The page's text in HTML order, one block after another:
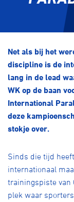
Magazine
Shop
Producten en
Contact
Over ons
Lid worden
Net als bij het
discipline is de
lang in de lead
WK op de baan
International
deze
stokje over.
Sinds die tijd
internationaal
trainingspiste van
plek waar
Kunstwielrijden
Baanwielrennen
BMX freestyle
Veldrijden
Pumptrack